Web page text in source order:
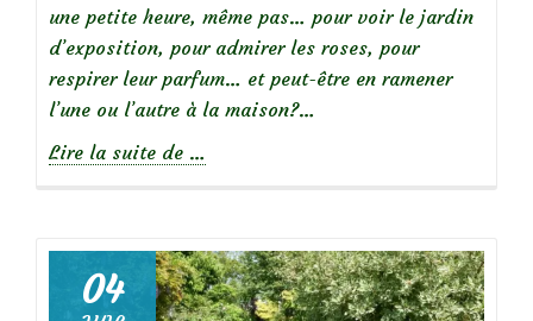
une petite heure, même pas… pour voir le jardin
d’exposition, pour admirer les roses, pour
respirer leur parfum… et peut-être en ramener
l’une ou l’autre à la maison?…
Lire la suite de à
tour
à
…
04